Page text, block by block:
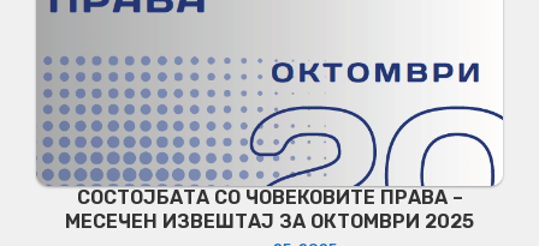
СОСТОЈБАТА СО ЧОВЕКОВИТЕ ПРАВА –
МЕСЕЧЕН ИЗВЕШТАЈ ЗА ОКТОМВРИ 2025